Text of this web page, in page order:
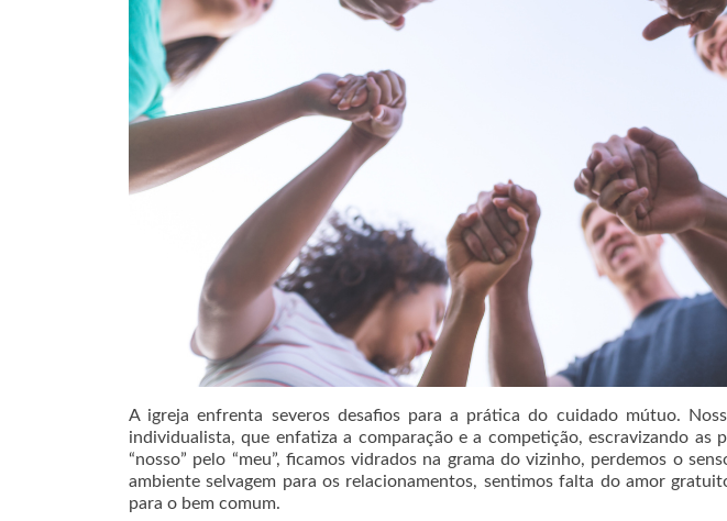
A igreja enfrenta severos desafios para a prática do cuidado mútuo.
individualista, que enfatiza a comparação e a competição, escravizando as
“nosso” pelo “meu”, ficamos vidrados na grama do vizinho, perdemos o
ambiente selvagem para os relacionamentos, sentimos falta do amor
para o bem comum.